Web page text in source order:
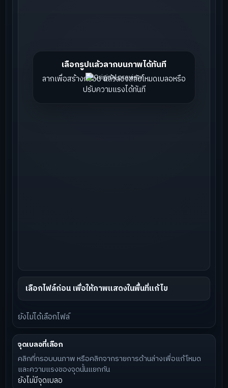
เลือกรูปแล้วลากบนภาพได้ทันที
ลากเพื่อสร้างกรอบ แล้วลองสลับโหมดเบลอหรือ
ปรับความแรงได้ทันที
เลือกไฟล์ก่อน เพื่อให้ภาพแสดงในพื้นที่แก้ไข
ยังไม่ได้เลือกไฟล์
จุดเบลอที่เลือก
คลิกที่กรอบบนภาพ หรือคลิกจากรายการด้านล่างเพื่อแก้โหมด
และความแรงของจุดนั้นแยกกัน
ยังไม่มีจุดเบลอ